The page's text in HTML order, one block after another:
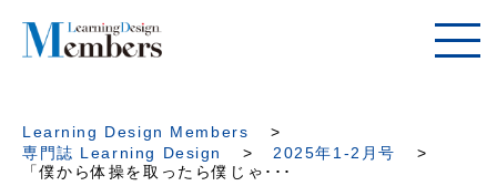
Learning Design Members
専門誌 Learning Design
2025年1-2月号
「僕から体操を取ったら僕じゃ･･･